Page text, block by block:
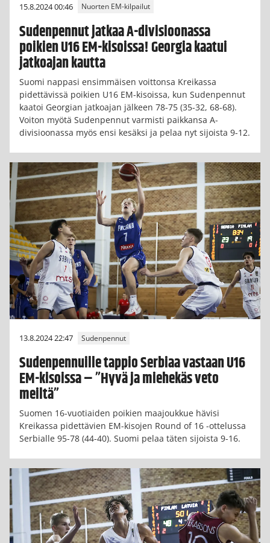
15.8.2024 00:46 Nuorten EM-kilpailut
Sudenpennut jatkaa A-divisioonassa
poikien U16 EM-kisoissa! Georgia kaatui
jatkoajan kautta
Suomi nappasi ensimmäisen voittonsa Kreikassa
pidettävissä poikien U16 EM-kisoissa, kun Sudenpennut
kaatoi Georgian jatkoajan jälkeen 78-75 (35-32, 68-68).
Voiton myötä Sudenpennut varmisti paikkansa A-
divisioonassa myös ensi kesäksi ja pelaa nyt sijoista 9-12.
13.8.2024 22:47 Sudenpennut
Sudenpennuille tappio Serbiaa vastaan U16
EM-kisoissa – ”Hyvä ja miehekäs veto
meiltä”
Suomen 16-vuotiaiden poikien maajoukkue hävisi
Kreikassa pidettävien EM-kisojen Round of 16 -ottelussa
Serbialle 95-78 (44-40). Suomi pelaa täten sijoista 9-16.